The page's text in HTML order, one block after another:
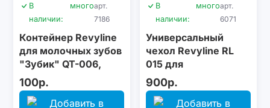
В
наличии:
многоарт.
7186
Контейнер Revyline
для молочных зубов
"Зубик" QT-006,
розовый
100р.
В
наличии:
многоарт.
6071
Универсальный
чехол Revyline RL
015 для
электрических
зубных щеток,
серый
900р.